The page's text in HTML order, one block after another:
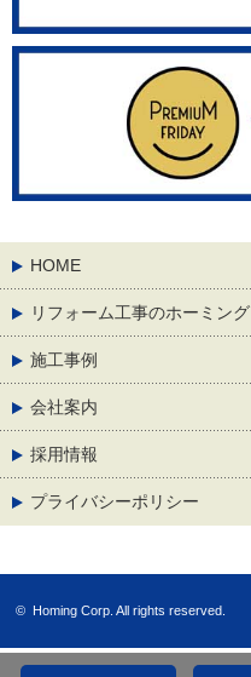
HOME
リフォーム工事のホーミング
施工事例
会社案内
採用情報
プライバシーポリシー
© Homing Corp. All rights reserved.